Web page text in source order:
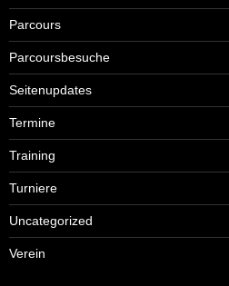
Parcours
Parcoursbesuche
Seitenupdates
Termine
Training
Turniere
Uncategorized
Verein